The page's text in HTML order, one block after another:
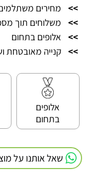
>>
מחירים
>>
משלוחים תוך
>>
אלופים בתחום
>> קנייה מאובטחת
אלופים
בתחום
שאל אותנו על